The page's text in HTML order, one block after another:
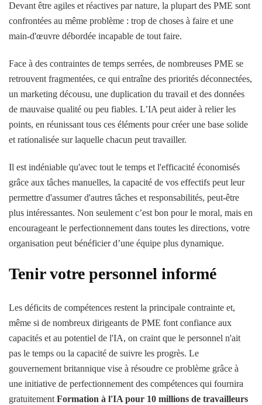
Devant être agiles et réactives par nature, la plupart des PME sont
confrontées au même problème : trop de choses à faire et une
main-d'œuvre débordée incapable de tout faire.
Face à des contraintes de temps serrées, de nombreuses PME se
retrouvent fragmentées, ce qui entraîne des priorités déconnectées,
un marketing décousu, une duplication du travail et des données
de mauvaise qualité ou peu fiables. L’IA peut aider à relier les
points, en réunissant tous ces éléments pour créer une base solide
et rationalisée sur laquelle chacun peut travailler.
Il est indéniable qu'avec tout le temps et l'efficacité économisés
grâce aux tâches manuelles, la capacité de vos effectifs peut leur
permettre d'assumer d'autres tâches et responsabilités, peut-être
plus intéressantes. Non seulement c’est bon pour le moral, mais en
encourageant le perfectionnement dans toutes les directions, votre
organisation peut bénéficier d’une équipe plus dynamique.
Tenir votre personnel informé
Les déficits de compétences restent la principale contrainte et,
même si de nombreux dirigeants de PME font confiance aux
capacités et au potentiel de l'IA, on craint que le personnel n'ait
pas le temps ou la capacité de suivre les progrès. Le
gouvernement britannique vise à résoudre ce problème grâce à
une initiative de perfectionnement des compétences qui fournira
gratuitement Formation à l'IA pour 10 millions de travailleurs